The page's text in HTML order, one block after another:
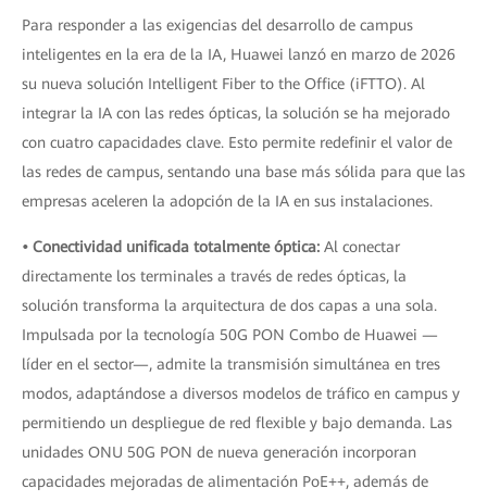
Para responder a las exigencias del desarrollo de campus
inteligentes en la era de la IA, Huawei lanzó en marzo de 2026
su nueva solución Intelligent Fiber to the Office (iFTTO). Al
integrar la IA con las redes ópticas, la solución se ha mejorado
con cuatro capacidades clave. Esto permite redefinir el valor de
las redes de campus, sentando una base más sólida para que las
empresas aceleren la adopción de la IA en sus instalaciones.
• Conectividad unificada totalmente óptica: Al conectar
directamente los terminales a través de redes ópticas, la
solución transforma la arquitectura de dos capas a una sola.
Impulsada por la tecnología 50G PON Combo de Huawei —
líder en el sector—, admite la transmisión simultánea en tres
modos, adaptándose a diversos modelos de tráfico en campus y
permitiendo un despliegue de red flexible y bajo demanda. Las
unidades ONU 50G PON de nueva generación incorporan
capacidades mejoradas de alimentación PoE++, además de